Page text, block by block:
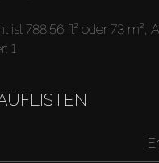
ist 788.56 ft² oder 73 m²,
1